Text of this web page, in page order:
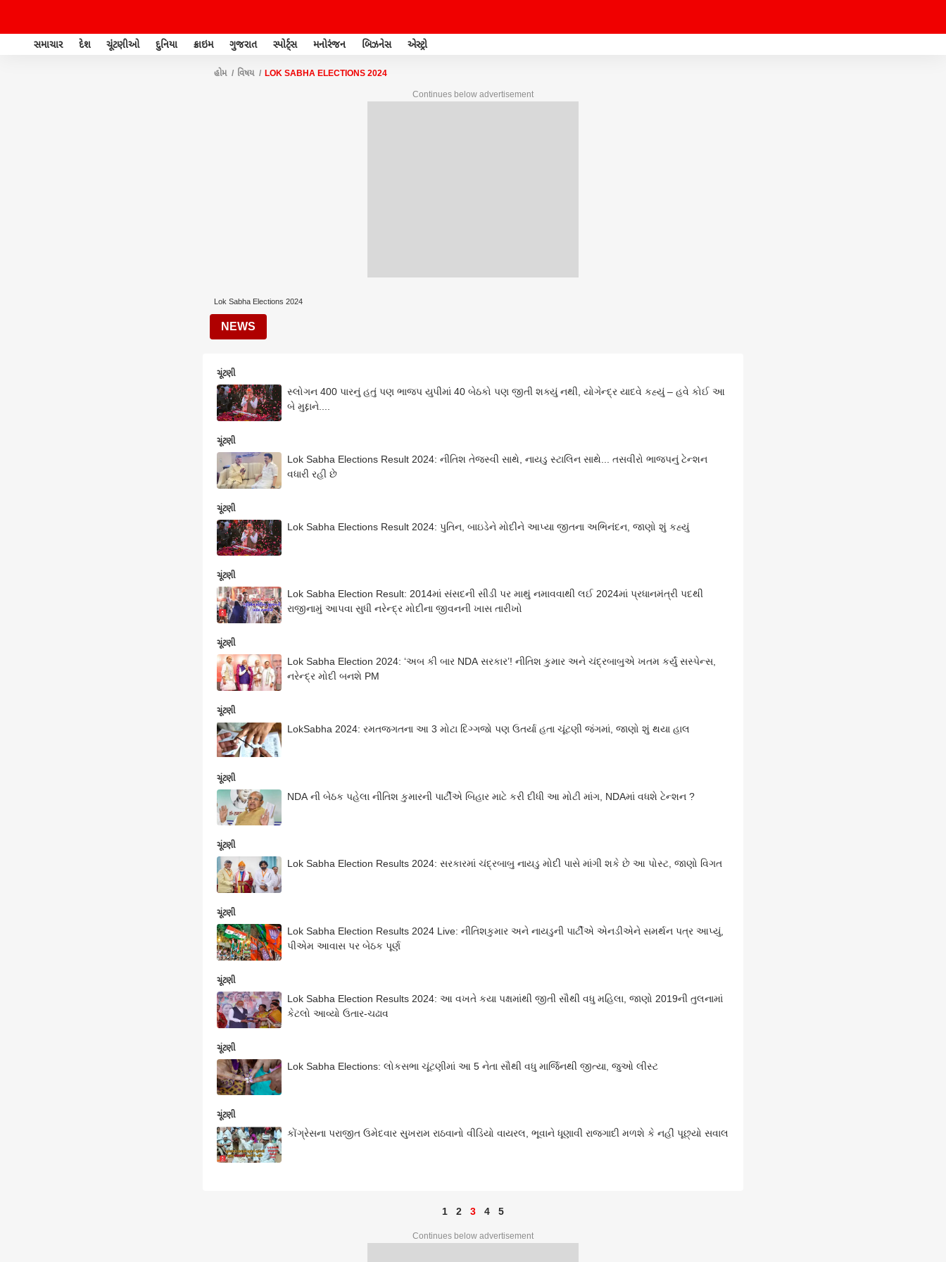
સમાચાર દેશ ચૂંટણીઓ દુનિયા ક્રાઇમ ગુજરાત સ્પોર્ટ્સ મનોરંજન બિઝનેસ એસ્ટ્રો
હોમ વિષય LOK SABHA ELECTIONS 2024
Continues below advertisement
Lok Sabha Elections 2024
NEWS
ચૂંટણી
સ્લોગન 400 પારનું હતું પણ ભાજપ યુપીમાં 40 બેઠકો પણ જીતી શક્યું નથી, યોગેન્દ્ર યાદવે કહ્યું – હવે કોઈ આ
બે મુદ્દાને....
ચૂંટણી
Lok Sabha Elections Result 2024: નીતિશ તેજસ્વી સાથે, નાયડુ સ્ટાલિન સાથે... તસવીરો ભાજપનું ટેન્શન
વધારી રહી છે
ચૂંટણી
Lok Sabha Elections Result 2024: પુતિન, બાઇડેને મોદીને આપ્યા જીતના અભિનંદન, જાણો શું કહ્યું
ચૂંટણી
Lok Sabha Election Result: 2014માં સંસદની સીડી પર માથું નમાવવાથી લઈ 2024માં પ્રધાનમંત્રી પદથી
રાજીનામું આપવા સુધી નરેન્દ્ર મોદીના જીવનની ખાસ તારીખો
ચૂંટણી
Lok Sabha Election 2024: ‘અબ કી બાર NDA સરકાર’! નીતિશ કુમાર અને ચંદ્રબાબુએ ખતમ કર્યું સસ્પેન્સ,
નરેન્દ્ર મોદી બનશે PM
ચૂંટણી
LokSabha 2024: રમતજગતના આ 3 મોટા દિગ્ગજો પણ ઉતર્યા હતા ચૂંટણી જંગમાં, જાણો શું થયા હાલ
ચૂંટણી
NDA ની બેઠક પહેલા નીતિશ કુમારની પાર્ટીએ બિહાર માટે કરી દીધી આ મોટી માંગ, NDAમાં વધશે ટેન્શન ?
ચૂંટણી
Lok Sabha Election Results 2024: સરકારમાં ચંદ્રબાબુ નાયડુ મોદી પાસે માંગી શકે છે આ પોસ્ટ, જાણો વિગત
ચૂંટણી
Lok Sabha Election Results 2024 Live: નીતિશકુમાર અને નાયડુની પાર્ટીએ એનડીએને સમર્થન પત્ર આપ્યું,
પીએમ આવાસ પર બેઠક પૂર્ણ
ચૂંટણી
Lok Sabha Election Results 2024: આ વખતે કયા પક્ષમાંથી જીતી સૌથી વધુ મહિલા, જાણો 2019ની તુલનામાં
કેટલો આવ્યો ઉતાર-ચઢાવ
ચૂંટણી
Lok Sabha Elections: લોકસભા ચૂંટણીમાં આ 5 નેતા સૌથી વધુ માર્જિનથી જીત્યા, જુઓ લીસ્ટ
ચૂંટણી
કોંગ્રેસના પરાજીત ઉમેદવાર સુખરામ રાઠવાનો વીડિયો વાયરલ, ભૂવાને ધૂણાવી રાજગાદી મળશે કે નહીં પૂછ્યો સવાલ
1 2 3 4 5
Continues below advertisement